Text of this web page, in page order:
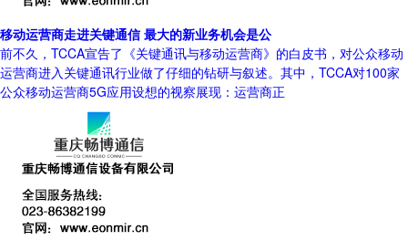
移动运营商走进关键通信 最大的新业务机会是公
前不久，TCCA宣告了《关键通讯与移动运营商》的白皮书，对公众移动
运营商进入关键通讯行业做了仔细的钻研与叙述。其中，TCCA对100家
公众移动运营商5G应用设想的视察展现：运营商正